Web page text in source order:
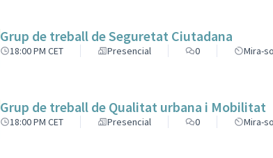
Grup de treball de Seguretat Ciutadana
18:00 PM CET Presencial 0 Mira-
Grup de treball de Qualitat urbana i Mobilitat
18:00 PM CET Presencial 0 Mira-